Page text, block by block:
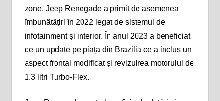
zone. Jeep Renegade a primit de asemenea
îmbunătățiri în 2022 legat de sistemul de
infotainment și interior. În anul 2023 a beneficiat
de un update pe piața din Brazilia ce a inclus un
aspect frontal modificat și revizuirea motorului de
1.3 litri Turbo-Flex.